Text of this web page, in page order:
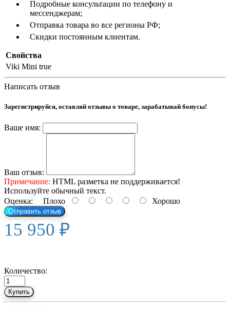
Подробные консультации по телефону и
мессенджерам;
Отправка товара во все регионы РФ;
Скидки постоянным клиентам.
Свойства
Viki Mini true
Написать отзыв
Зарегистрируйся, оставляй отзывы о товаре, зарабатывай бонусы!
Ваше имя:
Ваш отзыв:
Примечание: HTML разметка не поддерживается!
Используйте обычный текст.
Оценка: Плохо Хорошо
Отправить отзыв
15 950 ₽
Количество:
Купить